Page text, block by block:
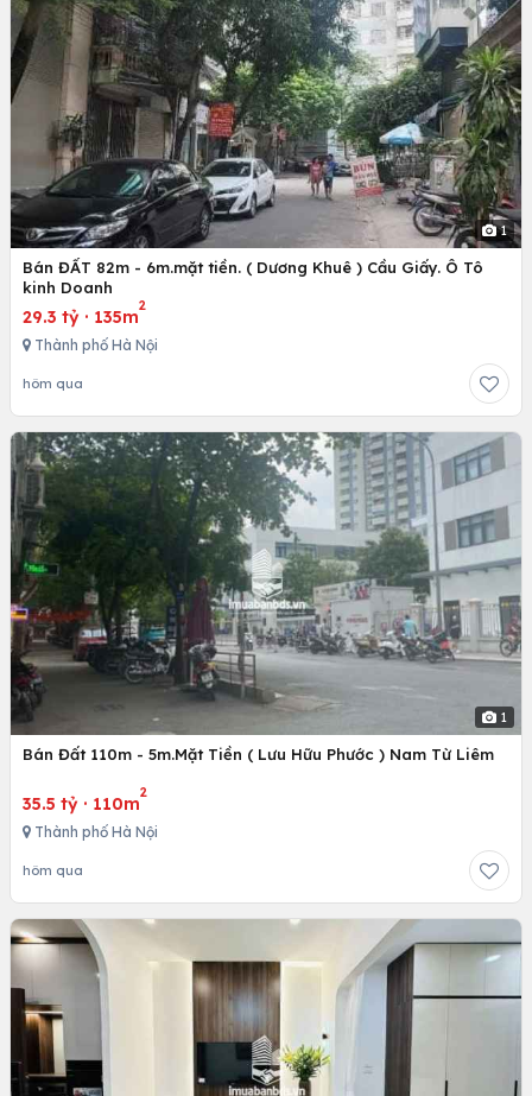
1
Bán ĐẤT 82m - 6m.mặt tiền. ( Dương Khuê ) Cầu Giấy. Ô Tô
kinh Doanh
29.3 tỷ · 135m
2
Thành phố Hà Nội
hôm qua
1
Bán Đất 110m - 5m.Mặt Tiền ( Lưu Hữu Phước ) Nam Từ Liêm
35.5 tỷ · 110m
2
Thành phố Hà Nội
hôm qua